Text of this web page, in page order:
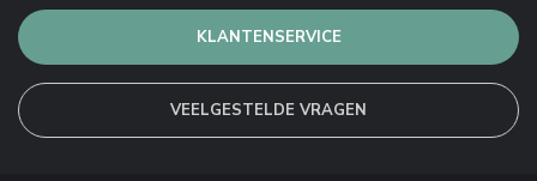
KLANTENSERVICE
VEELGESTELDE VRAGEN